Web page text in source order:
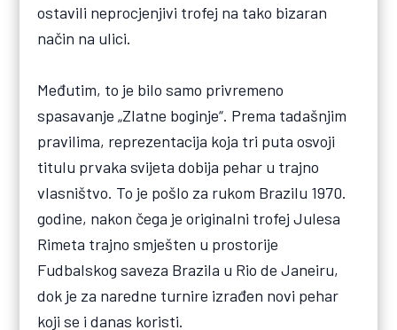
ostavili neprocjenjivi trofej na tako bizaran
način na ulici.
Međutim, to je bilo samo privremeno
spasavanje „Zlatne boginje“. Prema tadašnjim
pravilima, reprezentacija koja tri puta osvoji
titulu prvaka svijeta dobija pehar u trajno
vlasništvo. To je pošlo za rukom Brazilu 1970.
godine, nakon čega je originalni trofej Julesa
Rimeta trajno smješten u prostorije
Fudbalskog saveza Brazila u Rio de Janeiru,
dok je za naredne turnire izrađen novi pehar
koji se i danas koristi.